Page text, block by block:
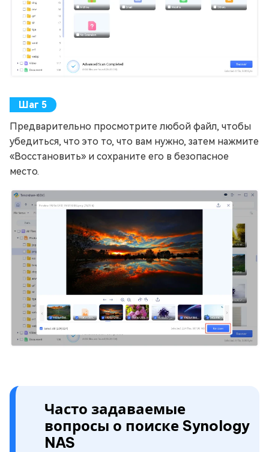
Предварительно просмотрите любой файл, чтобы
убедиться, что это то, что вам нужно, затем нажмите
«Восстановить» и сохраните его в безопасное
место.
Часто задаваемые
вопросы о поиске Synology
NAS